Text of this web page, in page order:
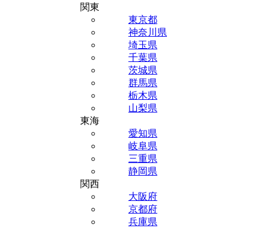
関東
東京都
神奈川県
埼玉県
千葉県
茨城県
群馬県
栃木県
山梨県
東海
愛知県
岐阜県
三重県
静岡県
関西
大阪府
京都府
兵庫県